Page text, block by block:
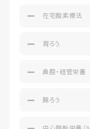
在宅酸素療法
胃ろう
鼻腔・経管栄養
腸ろう